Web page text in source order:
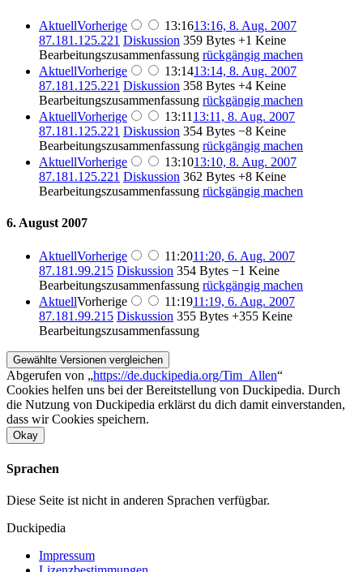
AktuellVorherige 13:1613:16, 8. Aug. 2007
87.181.125.221 Diskussion 359 Bytes +1 Keine
Bearbeitungszusammenfassung rückgängig machen
AktuellVorherige 13:1413:14, 8. Aug. 2007
87.181.125.221 Diskussion 358 Bytes +4 Keine
Bearbeitungszusammenfassung rückgängig machen
AktuellVorherige 13:11 13:11, 8. Aug. 2007
87.181.125.221 Diskussion 354 Bytes −8 Keine
Bearbeitungszusammenfassung rückgängig machen
AktuellVorherige 13:1013:10, 8. Aug. 2007
87.181.125.221 Diskussion 362 Bytes +8 Keine
Bearbeitungszusammenfassung rückgängig machen
6. August 2007
AktuellVorherige 11:2011:20, 6. Aug. 2007
87.181.99.215 Diskussion 354 Bytes −1 Keine
Bearbeitungszusammenfassung rückgängig machen
AktuellVorherige 11:1911:19, 6. Aug. 2007
87.181.99.215 Diskussion 355 Bytes +355 Keine
Bearbeitungszusammenfassung
Abgerufen von „https://de.duckipedia.org/Tim_Allen“
Cookies helfen uns bei der Bereitstellung von Duckipedia. Durch
die Nutzung von Duckipedia erklärst du dich damit einverstanden,
dass wir Cookies speichern.
Okay
Sprachen
Diese Seite ist nicht in anderen Sprachen verfügbar.
Duckipedia
Impressum